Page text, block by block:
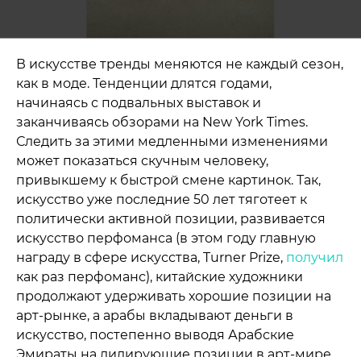
В искусстве тренды меняются не каждый сезон,
как в моде. Тенденции длятся годами,
начинаясь с подвальных выставок и
заканчиваясь обзорами на New York Times.
Следить за этими медленными изменениями
может показаться скучным человеку,
привыкшему к быстрой смене картинок. Так,
искусство уже последние 50 лет тяготеет к
политически активной позиции, развивается
искусство перфоманса (в этом году главную
награду в сфере искусства, Turner Prize, получил
как раз перфоманс), китайские художники
продолжают удерживать хорошие позиции на
арт-рынке, а арабы вкладывают деньги в
искусство, постепенно выводя Арабские